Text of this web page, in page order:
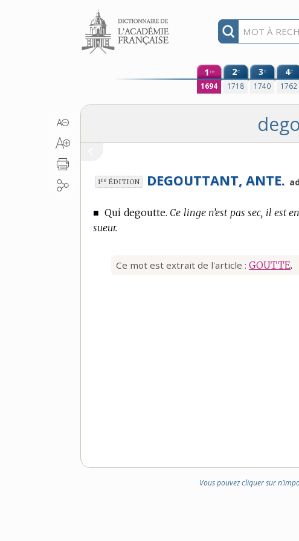
Aller au contenu
1 re
1694
2e
1718
3e
1740
4e
1762
1re ÉDITION DEGOUTTANT, ANTE.
■Qui degoutte. Ce linge n’est pas sec, il est
sueur.
Ce mot est extrait de l'article : GOUTTE.
Vous pouvez cliquer sur